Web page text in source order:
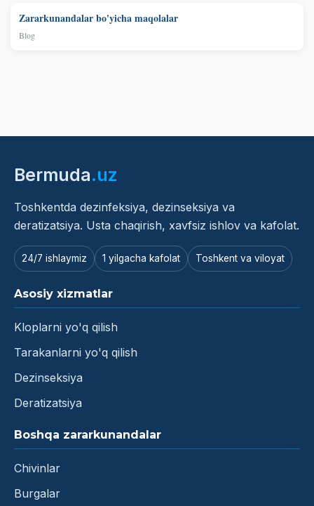
Zararkunandalar bo'yicha maqolalar
Blog
Bermuda.uz
Toshkentda dezinfeksiya, dezinseksiya va
deratizatsiya. Usta chaqirish, xavfsiz ishlov va kafolat.
24/7 ishlaymiz 1 yilgacha kafolat Toshkent va viloyat
Asosiy xizmatlar
Kloplarni yo'q qilish
Tarakanlarni yo'q qilish
Dezinseksiya
Deratizatsiya
Boshqa zararkunandalar
Chivinlar
Burgalar